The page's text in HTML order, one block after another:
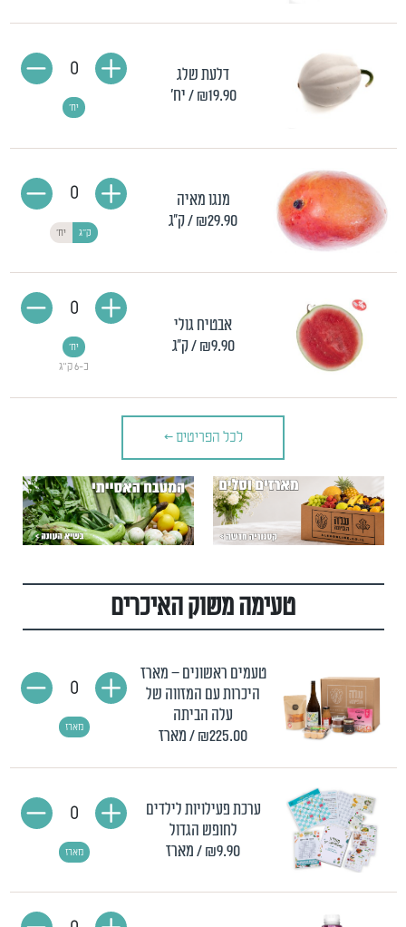
דלעת שלג
₪19.90 / יח'
יח'
0
מנגו מאיה
₪29.90/ ק"ג
ק"ג יח'
0
אבטיח גולי
₪9.90 / ק"ג
כ-6 ק"ג
יח'
0
לכל הפריטים>
טעימה משוק האיכרים
טעמים ראשונים – מארז
היכרות עם המזווה של
עלה הביתה
₪225.00/ מארז מארז
0
ערכת פעילויות לילדים
לחופש הגדול
₪9.90/ מארז מארז
0